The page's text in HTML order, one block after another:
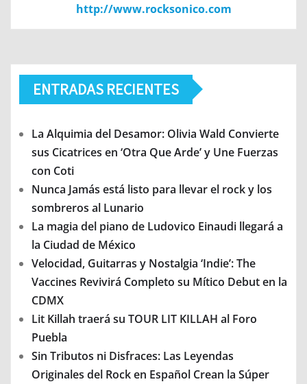
http://www.rocksonico.com
ENTRADAS RECIENTES
La Alquimia del Desamor: Olivia Wald Convierte
sus Cicatrices en ‘Otra Que Arde’ y Une Fuerzas
con Coti
Nunca Jamás está listo para llevar el rock y los
sombreros al Lunario
La magia del piano de Ludovico Einaudi llegará a
la Ciudad de México
Velocidad, Guitarras y Nostalgia ‘Indie’: The
Vaccines Revivirá Completo su Mítico Debut en la
CDMX
Lit Killah traerá su TOUR LIT KILLAH al Foro
Puebla
Sin Tributos ni Disfraces: Las Leyendas
Originales del Rock en Español Crean la Súper